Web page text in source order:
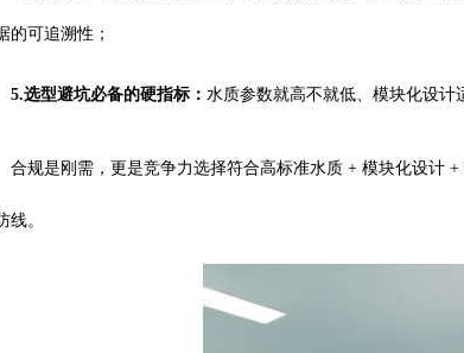
的可追溯性；
型避坑必备的硬指标： 水质参数就高不就低、模块化设计
规是刚需，更是竞争力选择符合高标准水质 + 模块化设计
线。